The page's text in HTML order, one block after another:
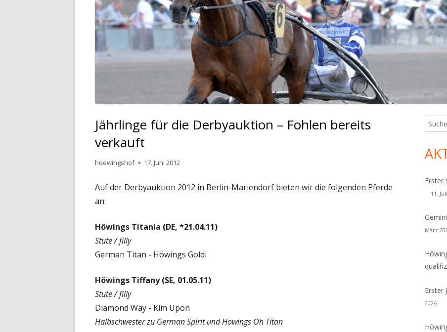
Jährlinge für die Derbyauktion – Fohlen bereits
verkauft
Autor
hoewingshof
Veröffentlicht
17. Juni 2012
Auf der Derbyauktion 2012 in Berlin-Mariendorf bieten wir die folgenden Pferde
an:
Höwings Titania (DE, *21.04.11)
Stute / filly
German Titan - Höwings Goldi
Höwings Tiffany (SE, 01.05.11)
Stute / filly
Diamond Way - Kim Upon
Halbschwester zu German Spirit und Höwings Oh Titan
nach:
Erster
11.
März
Erster
2026